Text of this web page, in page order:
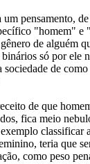
um pensamento,
"homem" e
de alguém
só por ele
de
de que
fica meio
classificar
teria que
como peso